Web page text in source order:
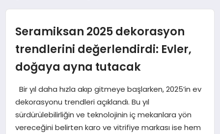
TEKNOLOJI
YAŞAM
Seramiksan 2025 dekorasyon
trendlerini değerlendirdi: Evler,
doğaya ayna tutacak
Bir yıl daha hızla akıp gitmeye başlarken, 2025’in ev
dekorasyonu trendleri açıklandı. Bu yıl
sürdürülebilirliğin ve teknolojinin iç mekanlara yön
vereceğini belirten karo ve vitrifiye markası ise hem